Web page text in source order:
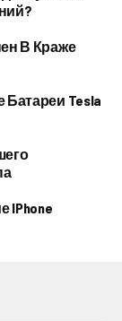
В Краже
Tesla
IPhone